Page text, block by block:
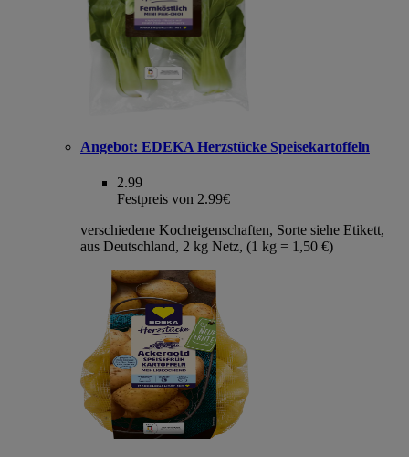
Angebot: EDEKA Herzstücke Speisekartoffeln
2.99
Festpreis von 2.99€
verschiedene Kocheigenschaften, Sorte siehe Etikett,
aus Deutschland, 2 kg Netz, (1 kg = 1,50 €)